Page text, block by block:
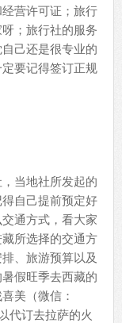
营许可证；旅行
；旅行社的服务
己还是很专业的
要记得签订正规
当地社所发起的
自己提前预定好
通方式，看大家
所选择的交通方
、旅游预算以及
假旺季去西藏的
美（微信：
代订去拉萨的火